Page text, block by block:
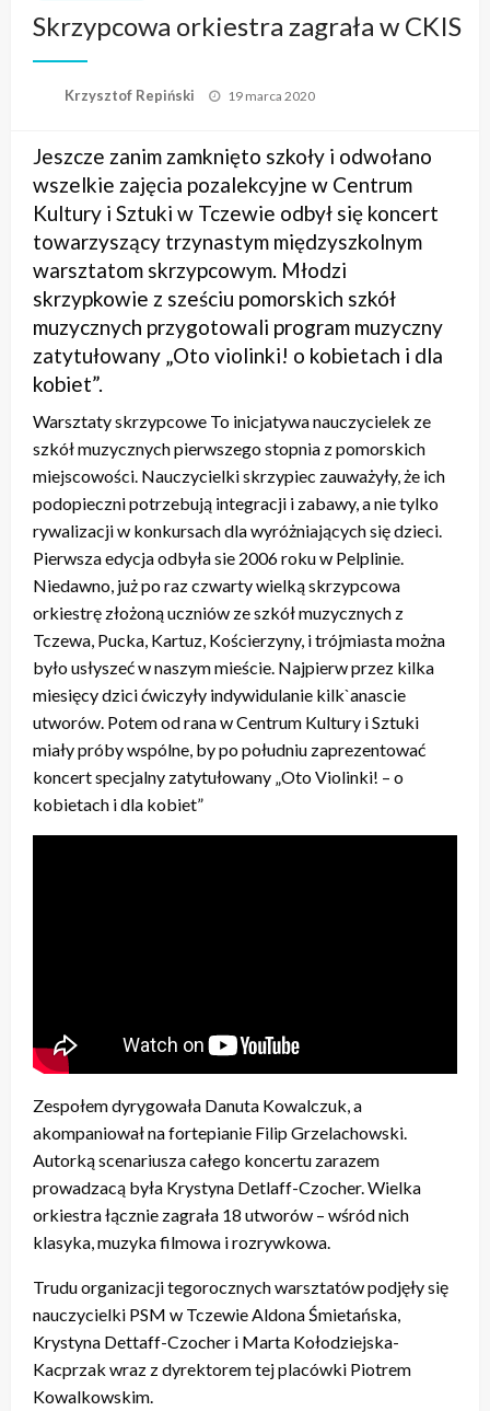
Skrzypcowa orkiestra zagrała w CKIS
Krzysztof Repiński
Opublikowane
19 marca 2020
Jeszcze zanim zamknięto szkoły i odwołano
wszelkie zajęcia pozalekcyjne w Centrum
Kultury i Sztuki w Tczewie odbył się koncert
towarzyszący trzynastym międzyszkolnym
warsztatom skrzypcowym. Młodzi
skrzypkowie z sześciu pomorskich szkół
muzycznych przygotowali program muzyczny
zatytułowany „Oto violinki! o kobietach i dla
kobiet”.
Warsztaty skrzypcowe To inicjatywa nauczycielek ze
szkół muzycznych pierwszego stopnia z pomorskich
miejscowości. Nauczycielki skrzypiec zauważyły, że ich
podopieczni potrzebują integracji i zabawy, a nie tylko
rywalizacji w konkursach dla wyróżniających się dzieci.
Pierwsza edycja odbyła sie 2006 roku w Pelplinie.
Niedawno, już po raz czwarty wielką skrzypcowa
orkiestrę złożoną uczniów ze szkół muzycznych z
Tczewa, Pucka, Kartuz, Kościerzyny, i trójmiasta można
było usłyszeć w naszym mieście. Najpierw przez kilka
miesięcy dzici ćwiczyły indywidulanie kilk`anascie
utworów. Potem od rana w Centrum Kultury i Sztuki
miały próby wspólne, by po południu zaprezentować
koncert specjalny zatytułowany „Oto Violinki! – o
kobietach i dla kobiet”
Zespołem dyrygowała Danuta Kowalczuk, a
akompaniował na fortepianie Filip Grzelachowski.
Autorką scenariusza całego koncertu zarazem
prowadzacą była Krystyna Detlaff-Czocher. Wielka
orkiestra łącznie zagrała 18 utworów – wśród nich
klasyka, muzyka filmowa i rozrywkowa.
Trudu organizacji tegorocznych warsztatów podjęły się
nauczycielki PSM w Tczewie Aldona Śmietańska,
Krystyna Dettaff-Czocher i Marta Kołodziejska-
Kacprzak wraz z dyrektorem tej placówki Piotrem
Kowalkowskim.